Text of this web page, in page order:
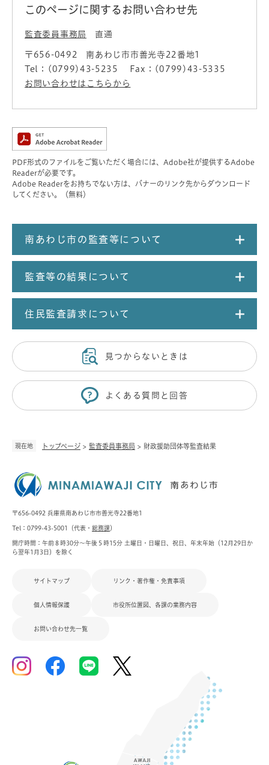
現在地 トップページ > 監査委員事務局 > 財政援助団体等監査結果
このページに関するお問い合わせ先
監査委員事務局 直通
〒656-0492
南あわじ市市善光寺22番地1
Tel：(0799)43-5235
Fax：(0799)43-5335
お問い合わせはこちらから
PDF形式のファイルをご覧いただく場合には、Adobe社が提供するAdobe
Readerが必要です。
Adobe Readerをお持ちでない方は、バナーのリンク先からダウンロード
してください。（無料）
南あわじ市の監査等について
監査等の結果について
住民監査請求について
見つからないときは
よくある質問と回答
〒656-0492 兵庫県南あわじ市市善光寺22番地1
Tel：0799-43-5001（代表・ 総務課）
開庁時間：午前８時30分～午後５時15分 土曜日・日曜日、祝日、年末年始（12月29日か
ら翌年1月3日）を除く
サイトマップ リンク・著作権・免責事項
個人情報保護 市役所位置図、各課の業務内容
お問い合わせ先一覧